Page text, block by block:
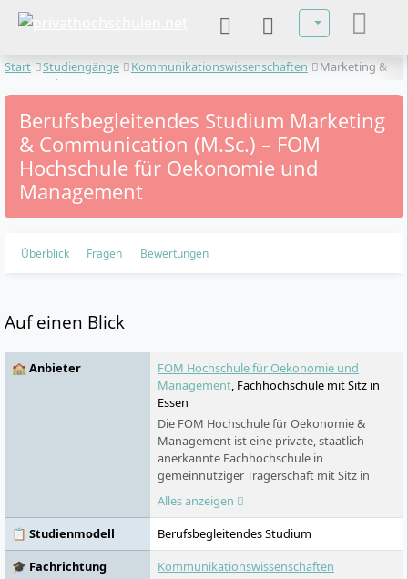
Sprache
Start Studiengänge Kommunikationswissenschaften
Marketing &
Communication
Berufsbegleitendes Studium Marketing
& Communication (M.Sc.) – FOM
Hochschule für Oekonomie und
Management
Überblick Fragen Bewertungen
Auf einen Blick
🏫 Anbieter
FOM Hochschule für Oekonomie und
Management, Fachhochschule mit Sitz in
Essen
Die FOM Hochschule für Oekonomie &
Management ist eine private, staatlich
anerkannte Fachhochschule in
gemeinnütziger Trägerschaft mit Sitz in
Essen. Sie richtet sich vor allem an
Berufstätige, Auszubildende und dual
Studierende. Das Profil verbindet
berufsbegleitende Studienmodelle, ein
breites Fächerspektrum, zahlreiche
Alles anzeigen
📋 Studienmodell
Berufsbegleitendes Studium
🎓 Fachrichtung
Kommunikationswissenschaften